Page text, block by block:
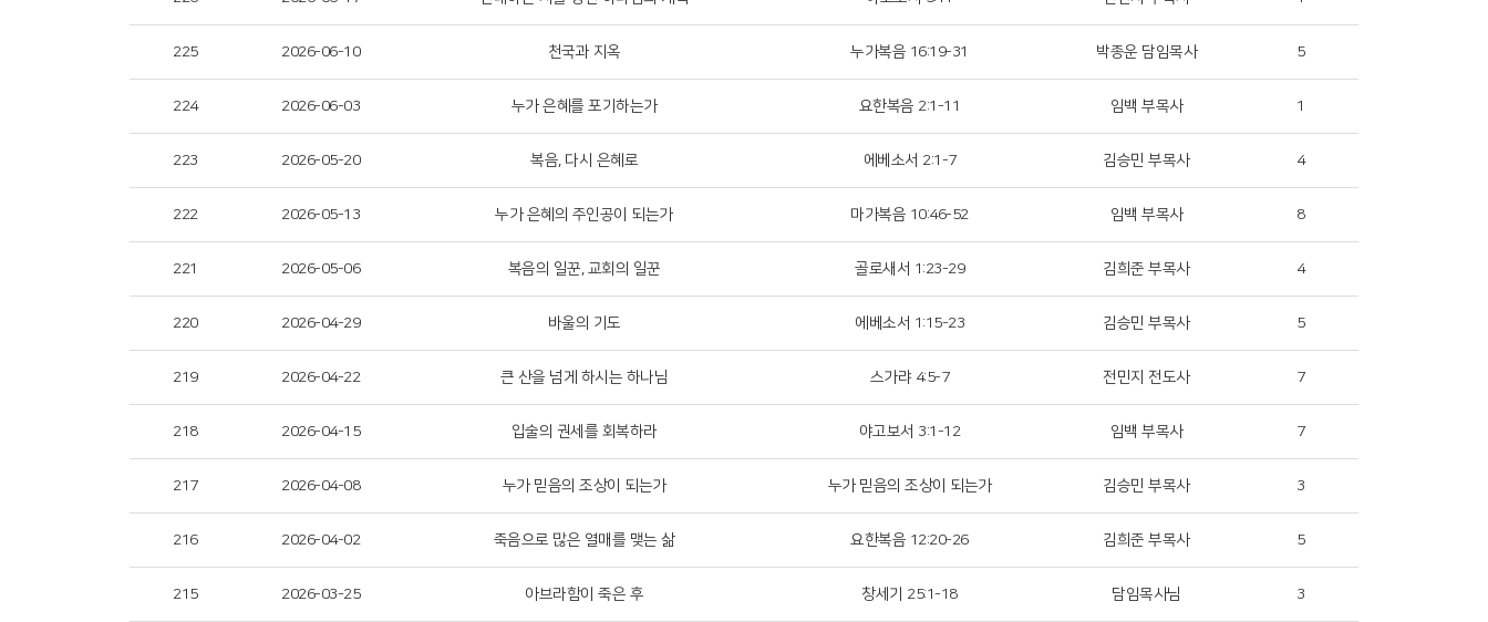
225 2026-06-10 천국과 지옥 누가복음 16:19-31 박종운 담임목사 5
224 2026-06-03 누가 은혜를 포기하는가 요한복음 2:1-11 임백 부목사 1
223 2026-05-20 복음, 다시 은혜로 에베소서 2:1-7 김승민 부목사 4
222 2026-05-13 누가 은혜의 주인공이 되는가 마가복음 10:46​-52 임백 부목사 8
221 2026-05-06 복음의 일꾼, 교회의 일꾼 골로새서 1:23-29 김희준 부목사 4
220 2026-04-29 바울의 기도 에베소서 1:15-23 김승민 부목사 5
219 2026-04-22 큰 산을 넘게 하시는 하나님 스가랴 4:5-7 전민지 전도사 7
218 2026-04-15 입술의 권세를 회복하라 야고보서 3:1-12 임백 부목사 7
217 2026-04-08 누가 믿음의 조상이 되는가 누가 믿음의 조상이 되는가 김승민 부목사 3
216 2026-04-02 죽음으로 많은 열매를 맺는 삶 요한복음 12:20-26 김희준 부목사 5
215 2026-03-25 아브라함이 죽은 후 창세기 25:1-18 담임목사님 3